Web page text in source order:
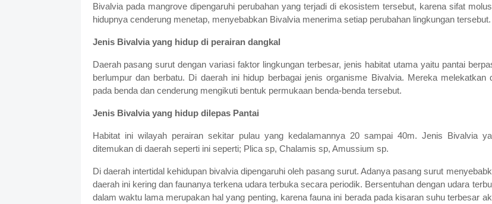
Bivalvia pada mangrove dipengaruhi perubahan yang terjadi di ekosistem tersebut, karena sifat
hidupnya cenderung menetap, menyebabkan Bivalvia menerima setiap perubahan lingkungan tersebut.
Jenis Bivalvia yang hidup di perairan dangkal
Daerah pasang surut dengan variasi faktor lingkungan terbesar, jenis habitat utama yaitu pantai
berlumpur dan berbatu. Di daerah ini hidup berbagai jenis organisme Bivalvia. Mereka melekatkan
pada benda dan cenderung mengikuti bentuk permukaan benda-benda tersebut.
Jenis Bivalvia yang hidup dilepas Pantai
Habitat ini wilayah perairan sekitar pulau yang kedalamannya 20 sampai 40m. Jenis Bivalvia
ditemukan di daerah seperti ini seperti; Plica sp, Chalamis sp, Amussium sp.
Di daerah intertidal kehidupan bivalvia dipengaruhi oleh pasang surut. Adanya pasang surut
daerah ini kering dan faunanya terkena udara terbuka secara periodik. Bersentuhan dengan udara
dalam waktu lama merupakan hal yang penting, karena fauna ini berada pada kisaran suhu terbesar